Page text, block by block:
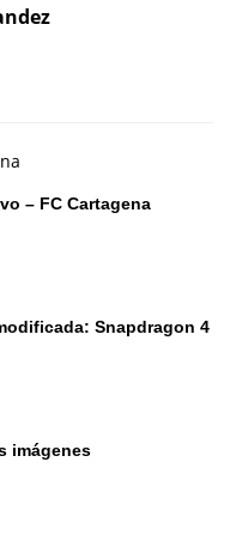
– FC Cartagena
Snapdragon 4
imágenes